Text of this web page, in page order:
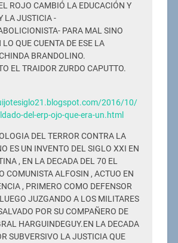
ROJO CAMBIÓ LA EDUCACIÓN Y
LA JUSTICIA -
PARA MAL SINO
LO QUE CUENTA DE ESE LA
BRANDOLINO.
EL TRAIDOR ZURDO CAPUTTO.
2016/10/
del-erp-ojo-que-era-un.html
DEL TERROR CONTRA LA
ES UN INVENTO DEL SIGLO XXI EN
, EN LA DECADA DEL 70 EL
COMUNISTA ALFOSIN , ACTUO EN
, PRIMERO COMO DEFENSOR
JUZGANDO A LOS MILITARES
POR SU COMPAÑERO DE
HARGUINDEGUY.EN LA DECADA
SUBVERSIVO LA JUSTICIA QUE